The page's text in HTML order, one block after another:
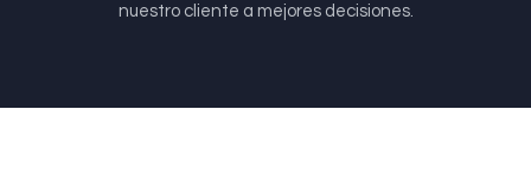
nuestro cliente a mejores decisiones.